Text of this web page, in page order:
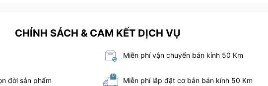
CHÍNH SÁCH & CAM KẾT DỊCH VỤ
Miễn phí vận chuyển bán kính 50 Km
đời sản phẩm Miễn phí lắp đặt cơ bản bán kính 50 Km